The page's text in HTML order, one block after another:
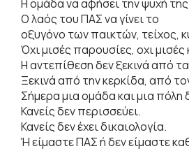
Η ομάδα να αφήσει την ψυχή
Ο λαός του ΠΑΣ να γίνει το
οξυγόνο των παικτών, τείχος,
Όχι μισές παρουσίες, οχι
Η αντεπίθεση δεν ξεκινά από
Ξεκινά από την κερκίδα, από
Σήμερα μια ομάδα και μια
Κανείς δεν περισσεύει.
Κανείς δεν έχει δικαιολογία.
Ή είμαστε ΠΑΣ ή δεν είμαστε